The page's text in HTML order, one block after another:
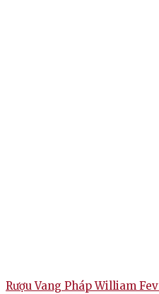
Rượu Vang Pháp William